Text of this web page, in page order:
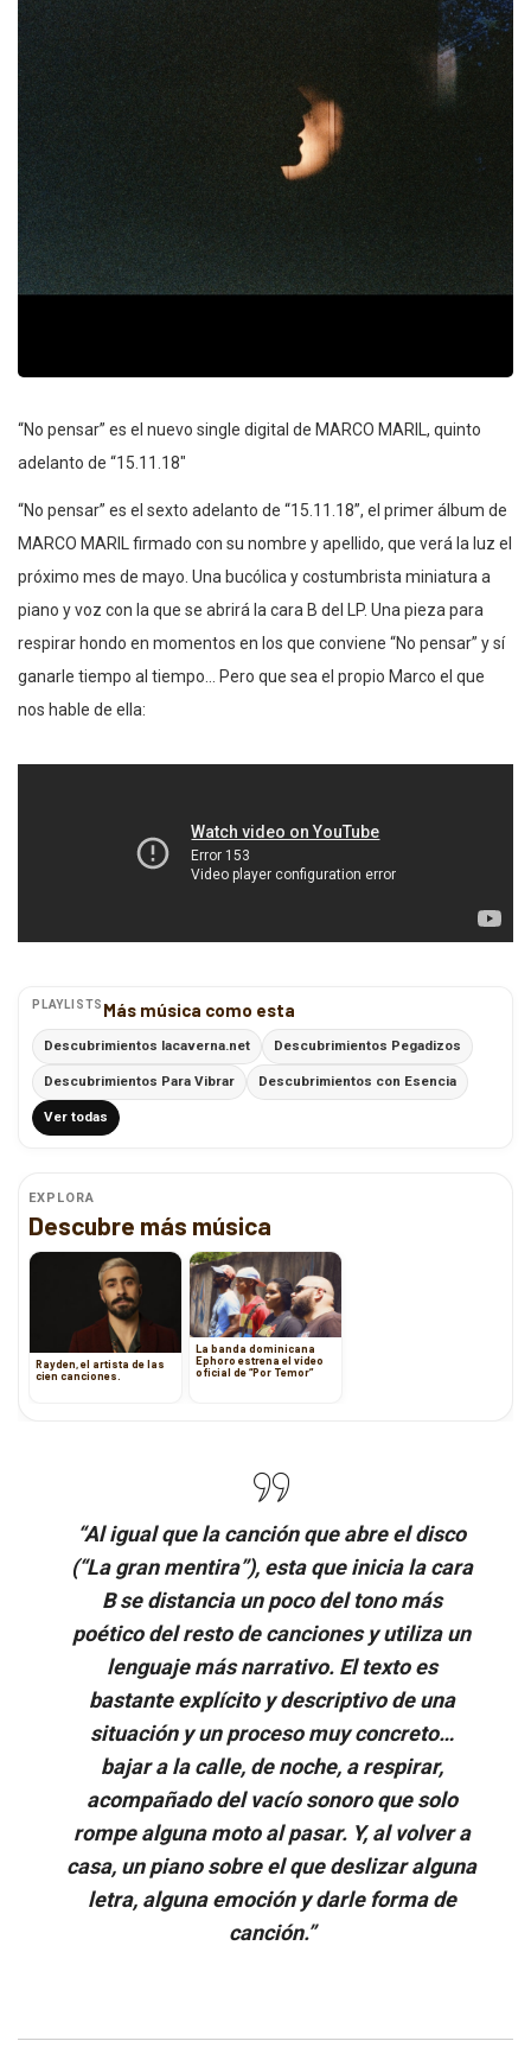
“No pensar” es el nuevo single digital de MARCO MARIL, quinto
adelanto de “15.11.18″
“No pensar” es el sexto adelanto de “15.11.18”, el primer álbum de
MARCO MARIL firmado con su nombre y apellido, que verá la luz el
próximo mes de mayo. Una bucólica y costumbrista miniatura a
piano y voz con la que se abrirá la cara B del LP. Una pieza para
respirar hondo en momentos en los que conviene “No pensar” y sí
ganarle tiempo al tiempo… Pero que sea el propio Marco el que
nos hable de ella:
PLAYLISTS Más música como esta
Descubrimientos lacaverna.net Descubrimientos Pegadizos
Descubrimientos Para Vibrar Descubrimientos con Esencia
Ver todas
EXPLORA
Descubre más música
Rayden, el artista de las
cien canciones.
La banda dominicana
Ephoro estrena el vídeo
oficial de “Por Temor”
“Al igual que la canción que abre el disco
(“La gran mentira”), esta que inicia la cara
B se distancia un poco del tono más
poético del resto de canciones y utiliza un
lenguaje más narrativo. El texto es
bastante explícito y descriptivo de una
situación y un proceso muy concreto…
bajar a la calle, de noche, a respirar,
acompañado del vacío sonoro que solo
rompe alguna moto al pasar. Y, al volver a
casa, un piano sobre el que deslizar alguna
letra, alguna emoción y darle forma de
canción.”